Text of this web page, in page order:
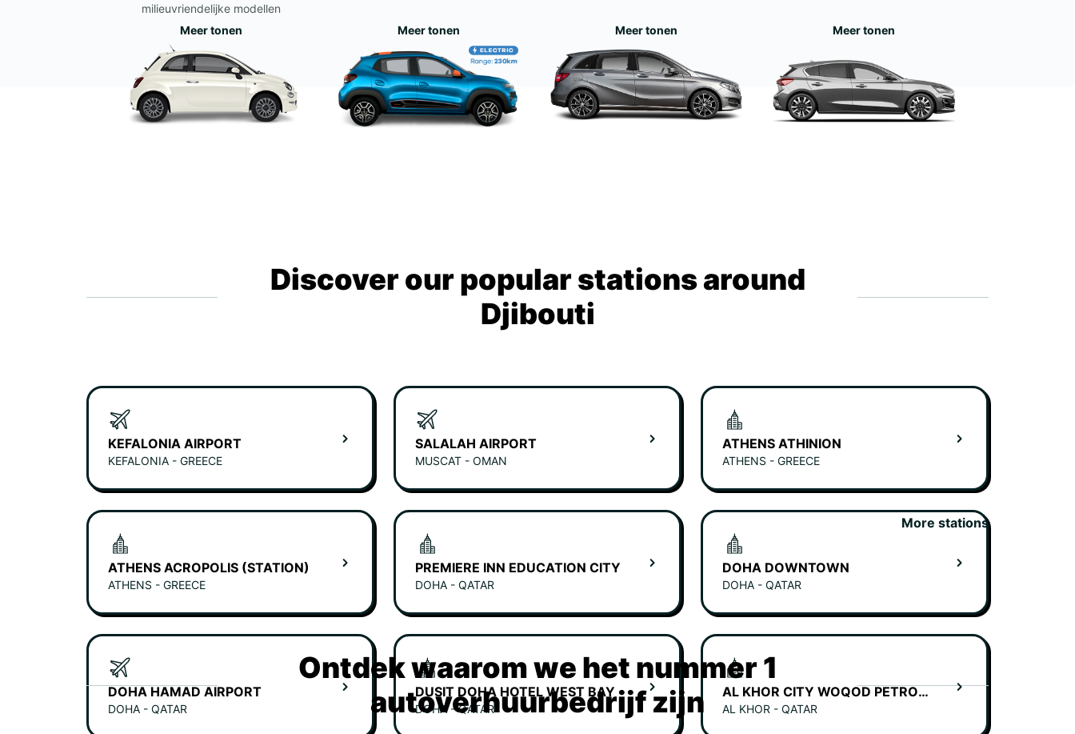
milieuvriendelijke modellen
Meer tonen
Meer tonen Meer tonen Meer tonen
Discover our popular stations around
Djibouti
KEFALONIA AIRPORT
KEFALONIA - GREECE
SALALAH AIRPORT
MUSCAT - OMAN
ATHENS ATHINION
ATHENS - GREECE
ATHENS ACROPOLIS (STATION)
ATHENS - GREECE
PREMIERE INN EDUCATION CITY
DOHA - QATAR
DOHA DOWNTOWN
DOHA - QATAR
DOHA HAMAD AIRPORT
DOHA - QATAR
DUSIT DOHA HOTEL WEST BAY
DOHA - QATAR
AL KHOR CITY WOQOD PETROL STATION
AL KHOR - QATAR
More stations
Ontdek waarom we het nummer 1
autoverhuurbedrijf zijn